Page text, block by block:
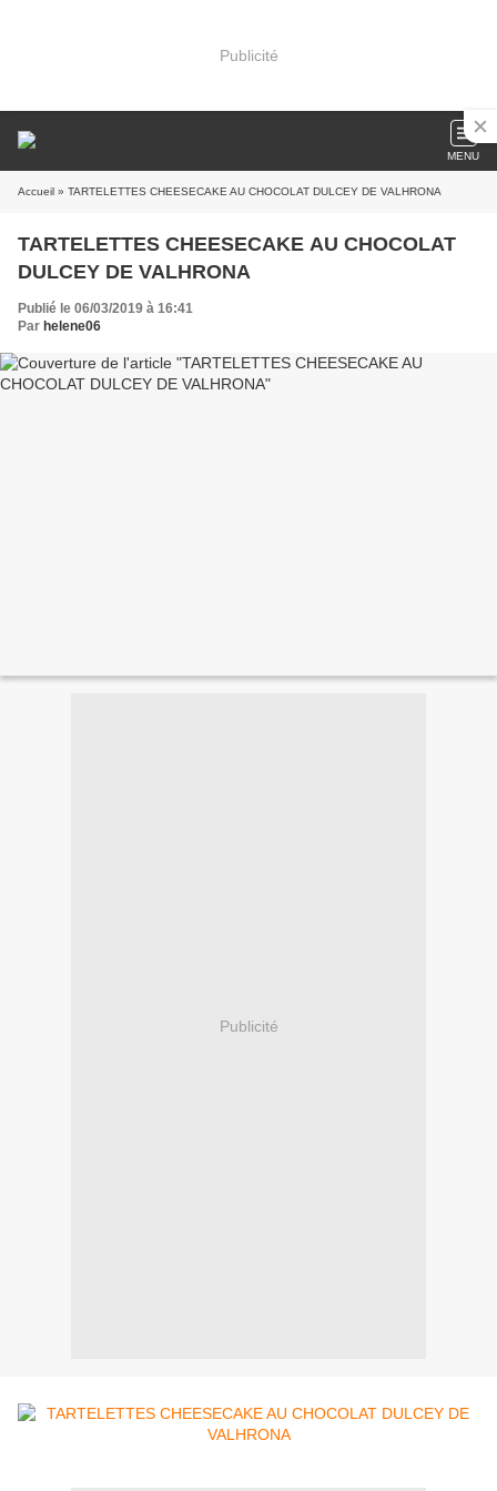
Publicité
MENU
Accueil » TARTELETTES CHEESECAKE AU CHOCOLAT DULCEY DE VALHRONA
TARTELETTES CHEESECAKE AU CHOCOLAT
DULCEY DE VALHRONA
Publié le 06/03/2019 à 16:41
Par helene06
Publicité